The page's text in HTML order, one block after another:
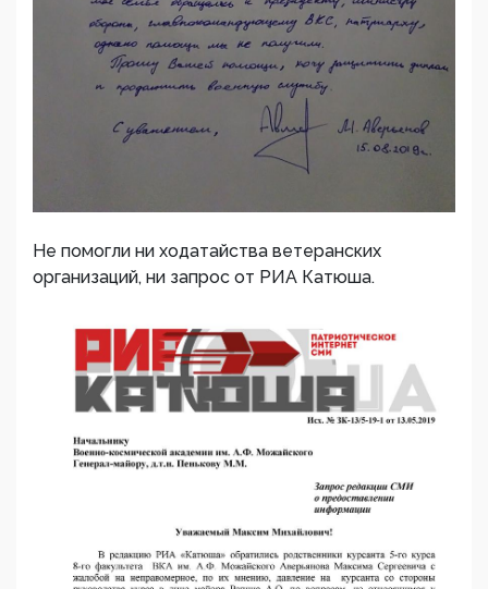
Не помогли ни ходатайства ветеранских
организаций, ни запрос от РИА Катюша.